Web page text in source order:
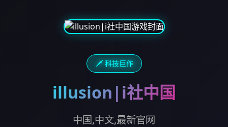
🗡️ 科技巨作
illusion|i社中国
中国,中文,最新官网